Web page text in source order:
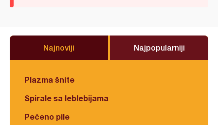
Najnoviji Najpopularniji
Plazma šnite
Spirale sa leblebijama
Pečeno pile